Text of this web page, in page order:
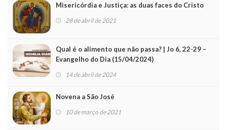
Misericórdia e Justiça: as duas faces do Cristo
28 de abril de 2021
Qual é o alimento que não passa? | Jo 6, 22-29 –
Evangelho do Dia (15/04/2024)
14 de abril de 2024
Novena a São José
10 de março de 2021